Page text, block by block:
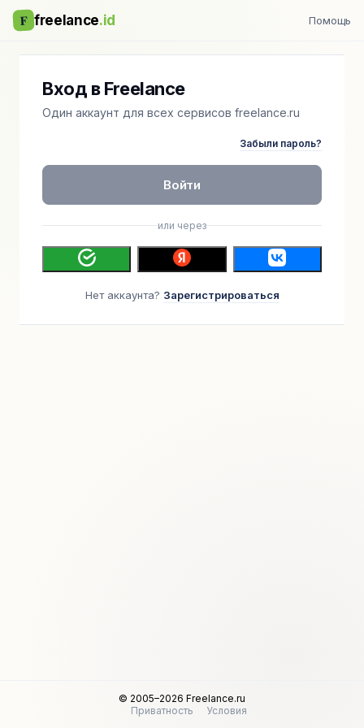
F freelance.id Помощь
Вход в Freelance
Один аккаунт для всех сервисов freelance.ru
Забыли пароль?
Войти
или через
Нет аккаунта? Зарегистрироваться
© 2005–2026 Freelance.ru
Приватность
Условия